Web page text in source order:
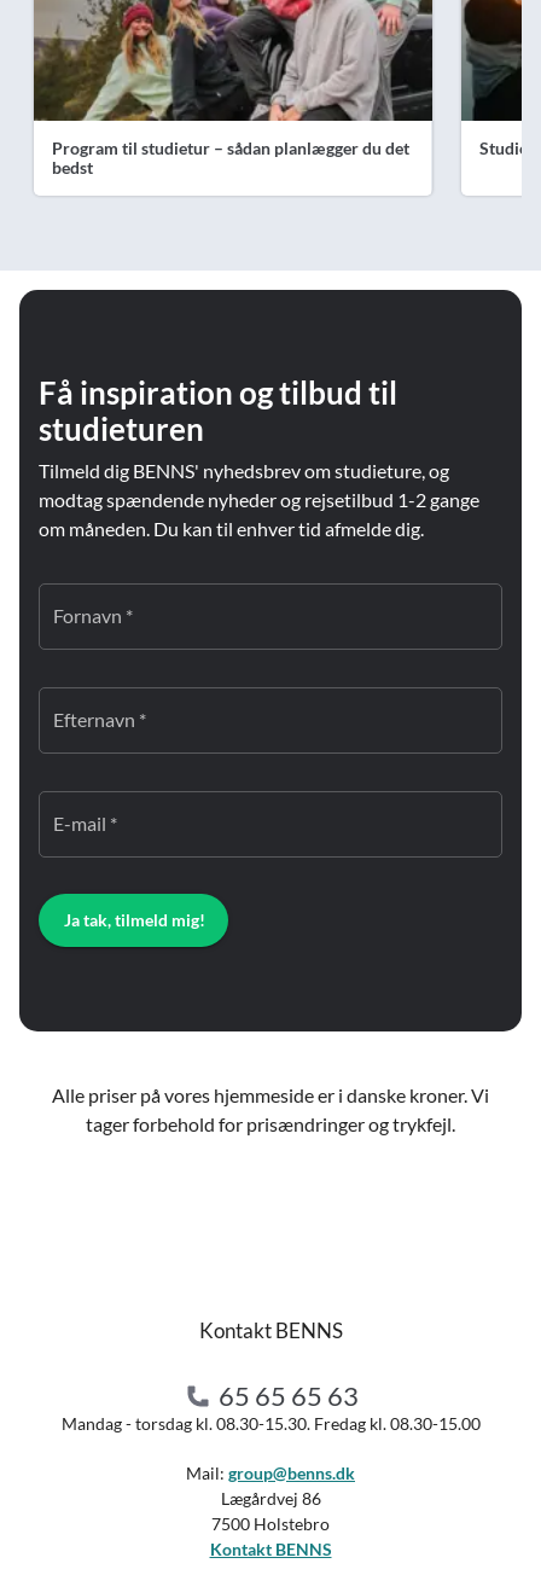
Program til studietur – sådan planlægger du det
bedst
Få inspiration og tilbud til
studieturen
Tilmeld dig BENNS' nyhedsbrev om studieture, og
modtag spændende nyheder og rejsetilbud 1-2 gange
om måneden. Du kan til enhver tid afmelde dig.
Fornavn *
Efternavn *
E-mail *
Ja tak, tilmeld mig!
Alle priser på vores hjemmeside er i danske kroner. Vi
tager forbehold for prisændringer og trykfejl.
Kontakt BENNS
65 65 65 63
Mandag - torsdag kl. 08.30-15.30. Fredag kl. 08.30-15.00
Mail: group@benns.dk
Lægårdvej 86
7500 Holstebro
Kontakt BENNS